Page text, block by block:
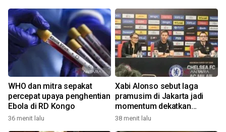
WHO dan mitra sepakat
percepat upaya penghentian
Ebola di RD Kongo
36 menit lalu
Xabi Alonso sebut laga
pramusim di Jakarta jadi
momentum dekatkan
Chelsea dengan penggemar
38 menit lalu